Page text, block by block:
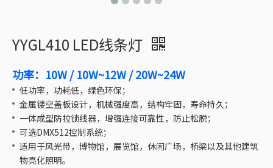
YYGL410 LED线条灯
功率：10W / 10W~12W / 20W~24W
低功率，功耗低，绿色环保；
金属镂空盖板设计，机械强度高，结构牢固，寿命持久；
一体成型防拉锁线器，增强连接可靠性，防止松脱；
可选DMX512控制系统；
适用于风光带，博物馆，展览馆，休闲广场，桥梁以及其他建筑
物亮化照明。